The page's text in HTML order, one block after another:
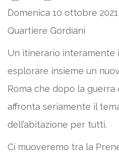
Domenica 10 ottobre
Quartiere Gordiani
Un itinerario interamente
esplorare insieme un
Roma che dopo la
affronta seriamente il
dell’abitazione per tutti.
Ci muoveremo tra la